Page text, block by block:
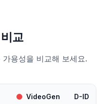
교
용성을 비교해 보세요.
VideoGen D-ID